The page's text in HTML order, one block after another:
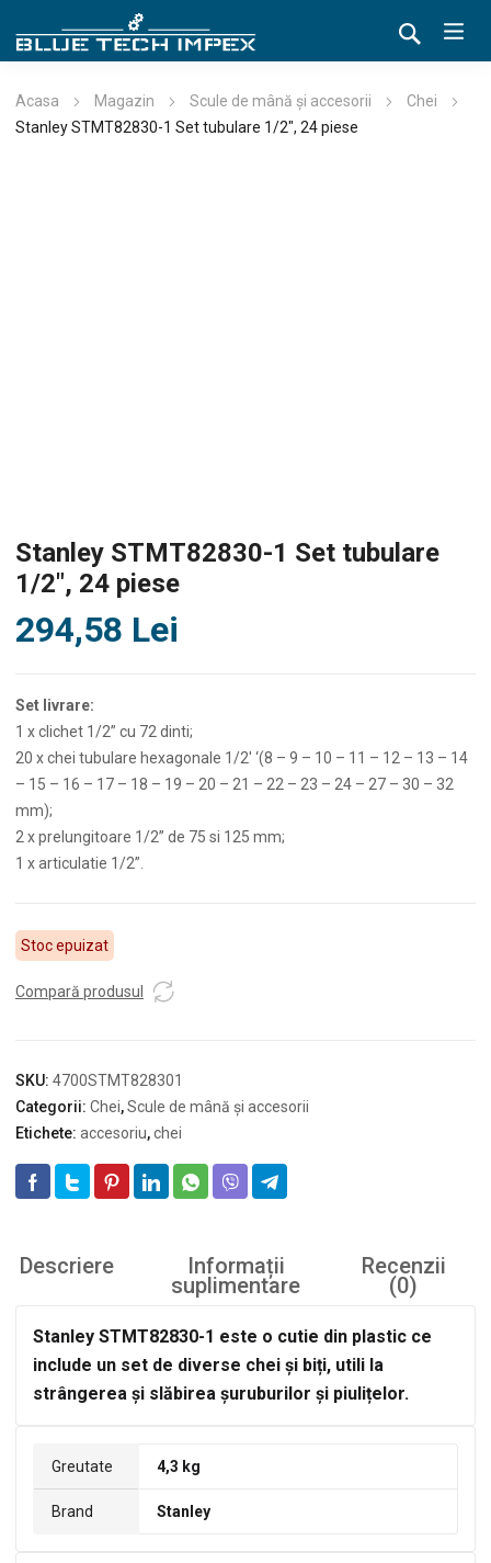
Acasa Magazin Scule de mână și accesorii
Chei
Stanley STMT82830-1 Set tubulare 1/2″, 24 piese
Stanley STMT82830-1 Set tubulare
1/2″, 24 piese
294,58 Lei
Set livrare:
1 x clichet 1/2” cu 72 dinti;
20 x chei tubulare hexagonale 1/2′ ‘(8 – 9 – 10 – 11 – 12 – 13 – 14
– 15 – 16 – 17 – 18 – 19 – 20 – 21 – 22 – 23 – 24 – 27 – 30 – 32
mm);
2 x prelungitoare 1/2” de 75 si 125 mm;
1 x articulatie 1/2”.
Stoc epuizat
Compară produsul
SKU: 4700STMT828301
Categorii: Chei,Scule de mână și accesorii
Etichete: accesoriu,chei
Descriere Informații
suplimentare
Recenzii
(0)
Stanley STMT82830-1 este o cutie din plastic ce
include un set de diverse chei și biți, utili la
strângerea și slăbirea șuruburilor și piulițelor.
Greutate 4,3 kg
Brand Stanley